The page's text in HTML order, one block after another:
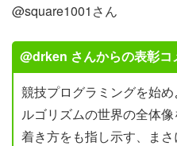
@square1001さん
@drken さんからの表彰コ
競技プログラミングを始
ルゴリズムの世界の全体
着き方をも指し示す、ま